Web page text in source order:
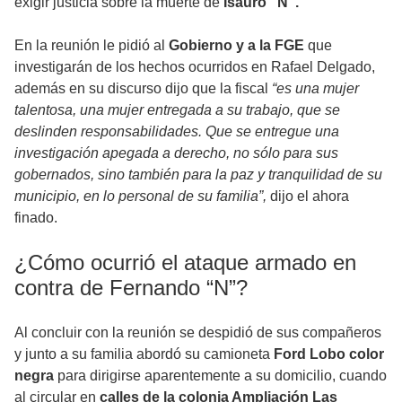
En la reunión le pidió al Gobierno y a la FGE que
investigarán de los hechos ocurridos en Rafael Delgado,
además en su discurso dijo que la fiscal “es una mujer
talentosa, una mujer entregada a su trabajo, que se
deslinden responsabilidades. Que se entregue una
investigación apegada a derecho, no sólo para sus
gobernados, sino también para la paz y tranquilidad de su
municipio, en lo personal de su familia”, dijo el ahora
finado.
¿Cómo ocurrió el ataque armado en
contra de Fernando “N”?
Al concluir con la reunión se despidió de sus compañeros
y junto a su familia abordó su camioneta Ford Lobo color
negra para dirigirse aparentemente a su domicilio, cuando
al circular en calles de la colonia Ampliación Las